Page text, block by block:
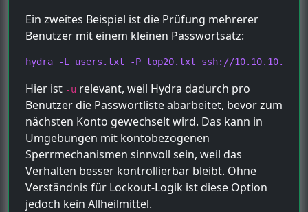
Ein zweites Beispiel ist die Prüfung mehrerer
Benutzer mit einem kleinen Passwortsatz:
hydra -L users.txt -P top20.txt ssh://10.10.10.15
Hier ist -u relevant, weil Hydra dadurch pro
Benutzer die Passwortliste abarbeitet, bevor zum
nächsten Konto gewechselt wird. Das kann in
Umgebungen mit kontobezogenen
Sperrmechanismen sinnvoll sein, weil das
Verhalten besser kontrollierbar bleibt. Ohne
Verständnis für Lockout-Logik ist diese Option
jedoch kein Allheilmittel.